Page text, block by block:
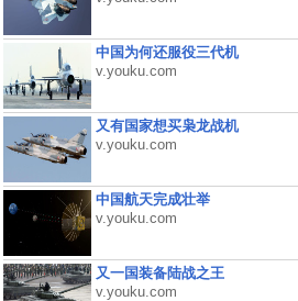
中国为何还服役三代机
v.youku.com
又有国家想买枭龙战机
v.youku.com
中国航天完成壮举
v.youku.com
又一国装备陆战之王
v.youku.com